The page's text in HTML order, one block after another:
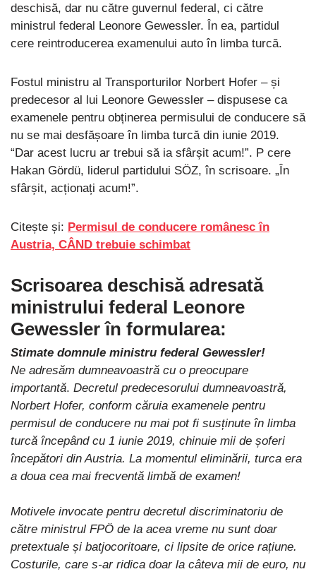
deschisă, dar nu către guvernul federal, ci către
ministrul federal Leonore Gewessler. În ea, partidul
cere reintroducerea examenului auto în limba turcă.
Fostul ministru al Transporturilor Norbert Hofer – și
predecesor al lui Leonore Gewessler – dispusese ca
examenele pentru obținerea permisului de conducere să
nu se mai desfășoare în limba turcă din iunie 2019.
“Dar acest lucru ar trebui să ia sfârșit acum!”. P cere
Hakan Gördü, liderul partidului SÖZ, în scrisoare. „În
sfârșit, acționați acum!”.
Citește și: Permisul de conducere românesc în
Austria, CÂND trebuie schimbat
Scrisoarea deschisă adresată
ministrului federal Leonore
Gewessler în formularea:
Stimate domnule ministru federal Gewessler!
Ne adresăm dumneavoastră cu o preocupare
importantă. Decretul predecesorului dumneavoastră,
Norbert Hofer, conform căruia examenele pentru
permisul de conducere nu mai pot fi susținute în limba
turcă începând cu 1 iunie 2019, chinuie mii de șoferi
începători din Austria. La momentul eliminării, turca era
a doua cea mai frecventă limbă de examen!
Motivele invocate pentru decretul discriminatoriu de
către ministrul FPÖ de la acea vreme nu sunt doar
pretextuale și batjocoritoare, ci lipsite de orice rațiune.
Costurile, care s-ar ridica doar la câteva mii de euro, nu